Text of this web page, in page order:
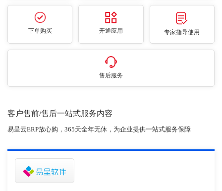
下单购买 开通应用 专家指导使用
售后服务
客户售前/售后一站式服务内容
易呈云ERP放心购，365天全年无休，为企业提供一站式服务保障